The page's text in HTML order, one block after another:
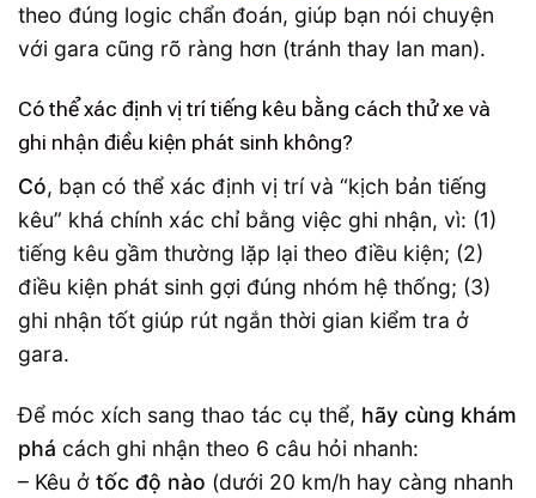
theo đúng logic chẩn đoán, giúp bạn nói chuyện
với gara cũng rõ ràng hơn (tránh thay lan man).
Có thể xác định vị trí tiếng kêu bằng cách thử xe và
ghi nhận điều kiện phát sinh không?
Có, bạn có thể xác định vị trí và “kịch bản tiếng
kêu” khá chính xác chỉ bằng việc ghi nhận, vì: (1)
tiếng kêu gầm thường lặp lại theo điều kiện; (2)
điều kiện phát sinh gợi đúng nhóm hệ thống; (3)
ghi nhận tốt giúp rút ngắn thời gian kiểm tra ở
gara.
Để móc xích sang thao tác cụ thể, hãy cùng khám
phá cách ghi nhận theo 6 câu hỏi nhanh:
– Kêu ở tốc độ nào (dưới 20 km/h hay càng nhanh